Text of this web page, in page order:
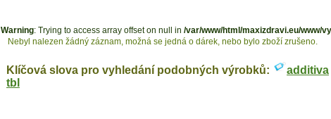
Warning: Trying to access array offset on null in /var/www/html/maxizdravi.eu/www/
Nebyl nalezen žádný záznam, možná se jedná o dárek, nebo bylo zboží zrušeno.
Klíčová slova pro vyhledání podobných výrobků: additiva
tbl